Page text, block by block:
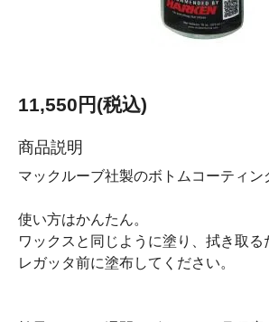
11,550円(税込)
商品説明
マックルーブ社製のボトムコーティン
使い方はかんたん。
ワックスと同じように塗り、拭き取る
レガッタ前に塗布してください。